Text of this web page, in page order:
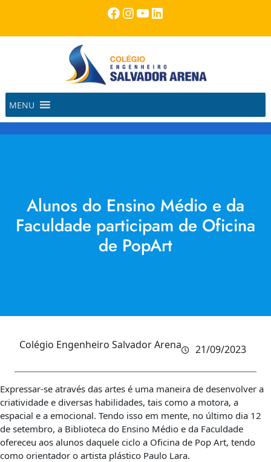
o
Facebook
Instagram
Youtube
LinkedIn
MENU
Alunos do Ensino Médio e da
Faculdade participam de Oficina
de PopArt
Colégio Engenheiro Salvador Arena 21/09/2023
Expressar-se através das artes é uma maneira de desenvolver a
criatividade e diversas habilidades, tais como a motora, a
espacial e a emocional. Tendo isso em mente, no último dia 12
de setembro, a Biblioteca do Ensino Médio e da Faculdade
ofereceu aos alunos daquele ciclo a Oficina de Pop Art, tendo
como orientador o artista plástico Paulo Lara.